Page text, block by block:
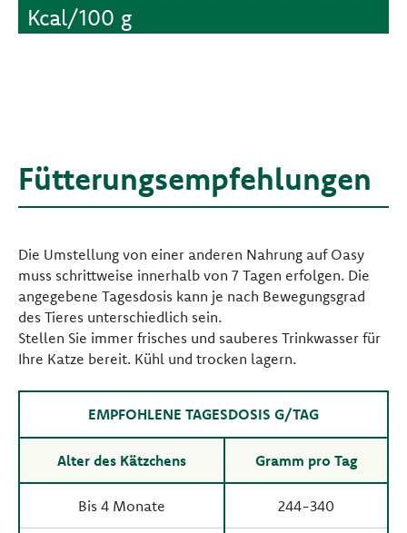
Kcal/100 g
Fütterungsempfehlungen
Die Umstellung von einer anderen Nahrung auf Oasy
muss schrittweise innerhalb von 7 Tagen erfolgen. Die
angegebene Tagesdosis kann je nach Bewegungsgrad
des Tieres unterschiedlich sein.
Stellen Sie immer frisches und sauberes Trinkwasser für
Ihre Katze bereit. Kühl und trocken lagern.
EMPFOHLENE TAGESDOSIS G/TAG
Alter des Kätzchens Gramm pro Tag
Bis 4 Monate 244-340